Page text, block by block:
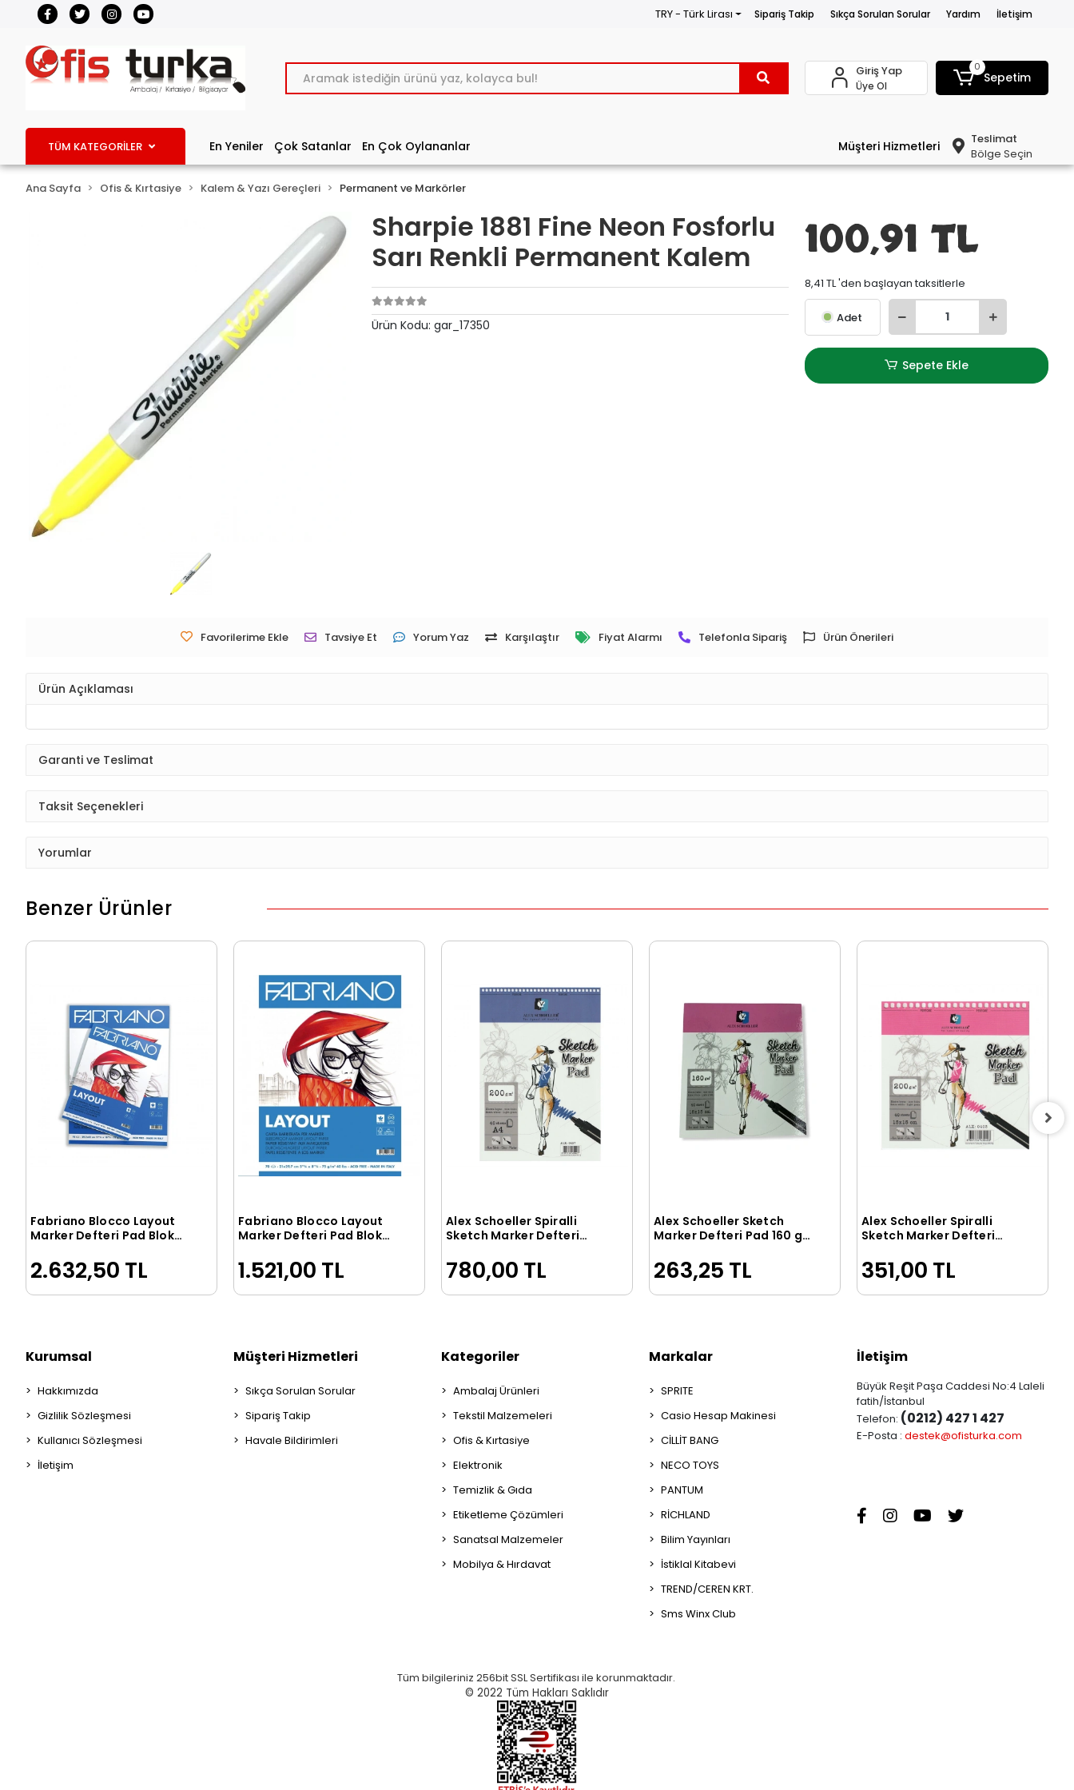
TRY - Türk Lirası Sipariş Takip Sıkça Sorulan Sorular Yardım İletişim
Giriş Yap
Üye Ol
0
Sepetim
TÜM KATEGORİLER En Yeniler Çok Satanlar En Çok Oylananlar Müşteri Hizmetleri
Teslimat
Bölge Seçin
Ana Sayfa Ofis & Kırtasiye Kalem & Yazı Gereçleri Permanent ve Markörler
Sharpie 1881 Fine Neon Fosforlu
Sarı Renkli Permanent Kalem
Ürün Kodu:gar_17350
100,91 TL
8,41 TL 'den başlayan taksitlerle
Adet
Sepete Ekle
Favorilerime Ekle Tavsiye Et Yorum Yaz Karşılaştır Fiyat Alarmı Telefonla Sipariş Ürün Önerileri
Ürün Açıklaması
Garanti ve Teslimat
Taksit Seçenekleri
Yorumlar
Benzer Ürünler
Sepete Ekle
Fabriano Blocco Layout
Marker Defteri Pad Blok
2.632,50 TL
Sepete Ekle
Fabriano Blocco Layout
Marker Defteri Pad Blok
1.521,00 TL
Sepete Ekle
Alex Schoeller Spiralli
Sketch Marker Defteri
780,00 TL
Sepete Ekle
Alex Schoeller Sketch
Marker Defteri Pad 160 gr.
263,25 TL
Sepete Ekle
Alex Schoeller Spiralli
Sketch Marker Defteri
yp.
351,00 TL
Kurumsal
Hakkımızda
Gizlilik Sözleşmesi
Kullanıcı Sözleşmesi
İletişim
Müşteri Hizmetleri
Sıkça Sorulan Sorular
Sipariş Takip
Havale Bildirimleri
Kategoriler
Ambalaj Ürünleri
Tekstil Malzemeleri
Ofis & Kırtasiye
Elektronik
Temizlik & Gıda
Etiketleme Çözümleri
Sanatsal Malzemeler
Mobilya & Hırdavat
Markalar
SPRITE
Casio Hesap Makinesi
CİLLİT BANG
NECO TOYS
PANTUM
RİCHLAND
Bilim Yayınları
İstiklal Kitabevi
TREND/CEREN KRT.
Sms Winx Club
İletişim
Büyük Reşit Paşa Caddesi No:4 Laleli
fatih/İstanbul
Telefon: (0212) 427 1 427
E-Posta : destek@ofisturka.com
Tüm bilgileriniz 256bit SSL Sertifikası ile korunmaktadır.
© 2022 Tüm Hakları Saklıdır